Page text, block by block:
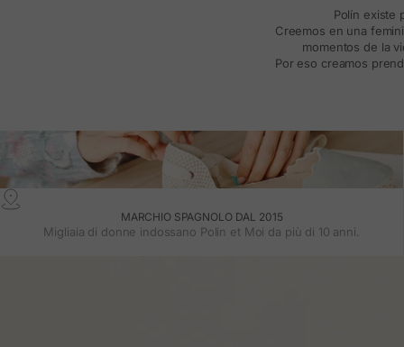
Polín existe
Creemos en una
momentos de la
Por eso creamos
MARCHIO SPAGNOLO DAL 2015
Migliaia di donne indossano Polin et Moi da più di 10 anni.